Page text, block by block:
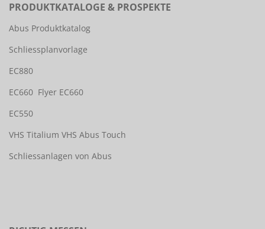
PRODUKTKATALOGE & PROSPEKTE
Abus Produktkatalog
Schliessplanvorlage
EC880
EC660 Flyer EC660
EC550
VHS Titalium VHS Abus Touch
Schliessanlagen von Abus